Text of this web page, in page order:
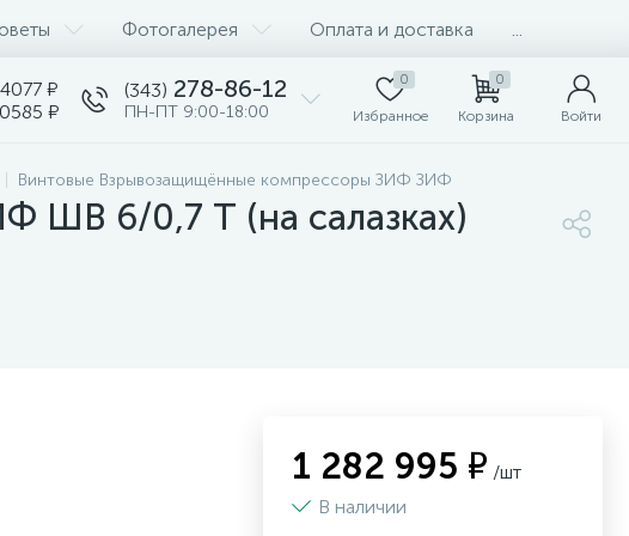
Фотогалерея Оплата и доставка
₽
₽
(343) 278-86-12
ПН-ПТ 9:00-18:00
0
Избранное
0
Корзина Войти
Винтовые Взрывозащищённые компрессоры ЗИФ ЗИФ
ШВ 6/0,7 Т (на салазках)
1 282 995 ₽ /шт
В наличии